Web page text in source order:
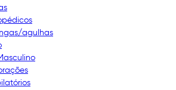
agulhas